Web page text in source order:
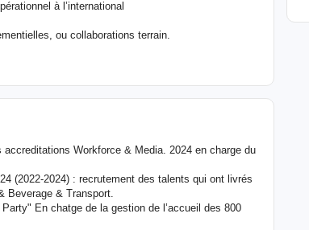
à l’international
ou collaborations terrain.
Workforce & Media. 2024 en charge du
(2022-2024) : recrutement des talents qui ont livrés
Beverage & Transport.
En chatge de la gestion de l’accueil des 800